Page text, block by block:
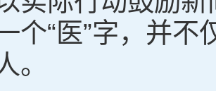
个“医”字，并
。